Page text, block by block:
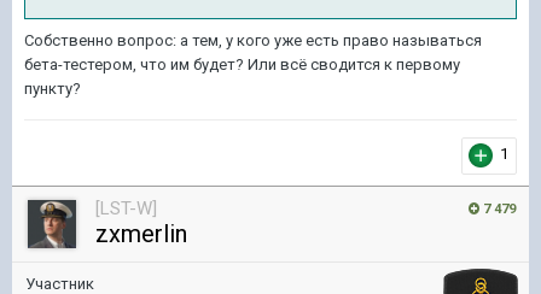
Собственно вопрос: а тем, у кого уже есть право называться
бета-тестером, что им будет? Или всё сводится к первому
пункту?
1
7 479
[LST-W]
zxmerlin
Участник